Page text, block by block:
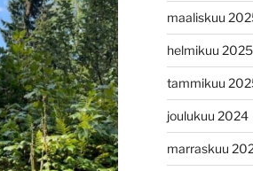
maaliskuu
helmikuu 2025
tammikuu
joulukuu 2024
marraskuu